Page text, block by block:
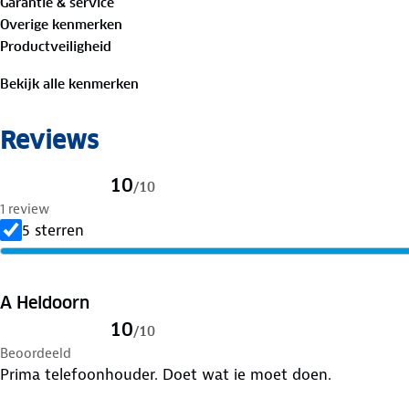
mogelijk om handsfree navigatie of workout apps te
en zorgeloze fietstocht.
Belangrijkste kenmerken zijn onder andere: 360 graden
bevestiging, brede compatibiliteit, en universele
oplossing voor je smartphone tijdens het fietsen.
Overige kenmerken
Productveiligheid
Bekijk alle kenmerken
Reviews
10/10
1 review
5 sterren
A Heldoorn
10/10
Beoordeeld
Prima telefoonhouder. Doet wat ie moet doen.